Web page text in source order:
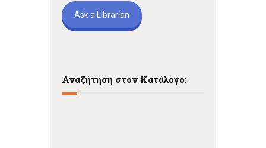
Ask a Librarian
Αναζήτηση στον Κατάλογο: